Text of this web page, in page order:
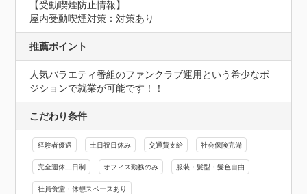
【受動喫煙防止情報】
屋内受動喫煙対策：対策あり
推薦ポイント
人気バラエティ番組のファンクラブ運用という希少なポ
ジションで就業が可能です！！
こだわり条件
経験者優遇 土日祝日休み 交通費支給 社会保険完備
完全週休二日制 オフィス勤務のみ 服装・髪型・髪色自由
社員食堂・休憩スペースあり